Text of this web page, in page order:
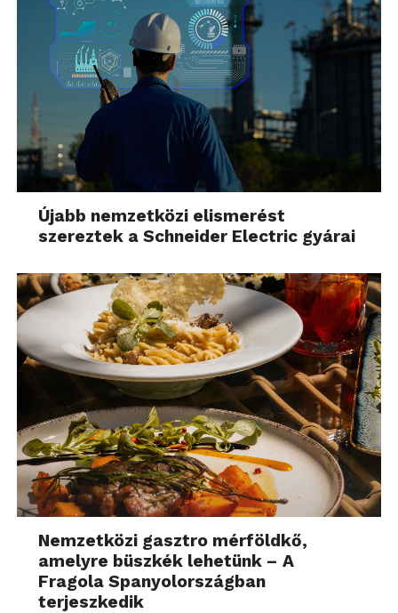
Újabb nemzetközi elismerést
szereztek a Schneider Electric gyárai
Nemzetközi gasztro mérföldkő,
amelyre büszkék lehetünk – A
Fragola Spanyolországban
terjeszkedik